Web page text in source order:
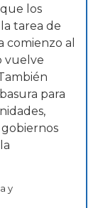
los
tarea de
comienzo al
vuelve
para
y